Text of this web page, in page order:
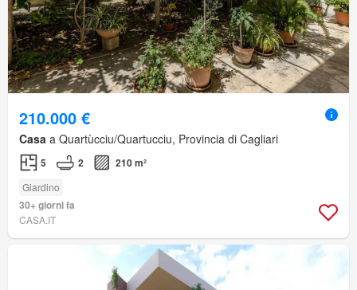
210.000 €
Casa a Quartùcciu/Quartucciu, Provincia di Cagliari
5 2 210 m²
Giardino
30+ giorni fa
CASA.IT